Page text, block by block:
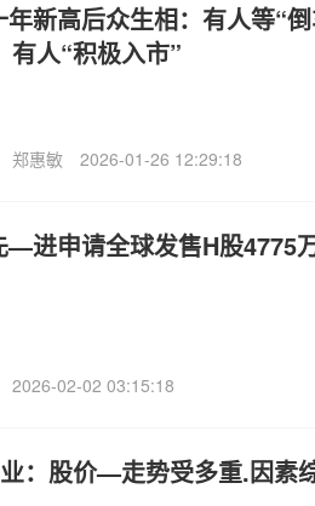
新高后众生相：有人等“
有人“积极入市”
郑惠敏 2026-01-26 12:29:18
—进申请全球发售H股4775
2026-02-02 03:15:18
：股价—走势受多重.因素